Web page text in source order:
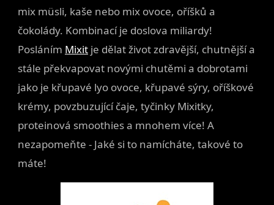
mix müsli, kaše nebo mix ovoce, oříšků a
čokolády. Kombinací je doslova miliardy!
Posláním Mixit je dělat život zdravější, chutnější a
stále překvapovat novými chutěmi a dobrotami
jako je křupavé lyo ovoce, křupavé sýry, oříškové
krémy, povzbuzující čaje, tyčinky Mixitky,
proteinová smoothies a mnohem více! A
nezapomeňte - Jaké si to namícháte, takové to
máte!